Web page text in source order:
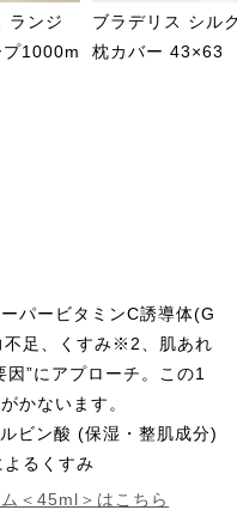
ランジ
プ1000m
ブラデリス シル
枕カバー 43×63
パービタミンC誘導体(G
足、くすみ※2、肌あれ
”にアプローチ。この1
かないます。
ビン酸 (保湿・整肌成分)
るくすみ
＜45ml＞はこちら